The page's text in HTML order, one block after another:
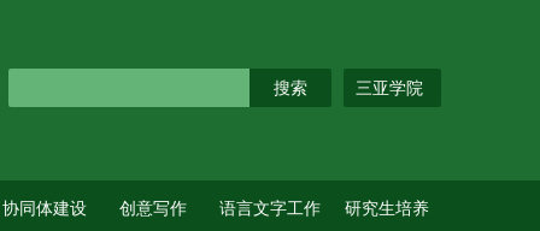
三亚学院
协同体建设 创意写作 语言文字工作 研究生培养